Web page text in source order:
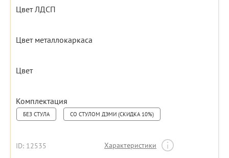
Цвет ЛДСП
Цвет металлокаркаса
Цвет
Комплектация
БЕЗ СТУЛА СО СТУЛОМ ДЭМИ (СКИДКА 10%)
ID: 12535 Характеристики